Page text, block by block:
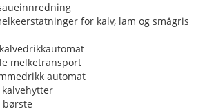
for kalv, lam og smågris
melketransport
automat
kalvehytter
børste